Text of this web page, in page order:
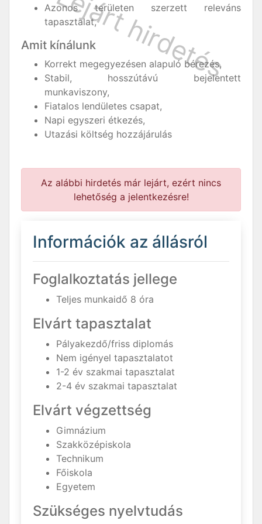
Azonos területen szerzett releváns
tapasztalat,
Amit kínálunk
Korrekt megegyezésen alapuló bérezés,
Stabil, hosszútávú bejelentett
munkaviszony,
Fiatalos lendületes csapat,
Napi egyszeri étkezés,
Utazási költség hozzájárulás
Az alábbi hirdetés már lejárt, ezért nincs
lehetőség a jelentkezésre!
Információk az állásról
Foglalkoztatás jellege
Teljes munkaidő 8 óra
Elvárt tapasztalat
Pályakezdő/friss diplomás
Nem igényel tapasztalatot
1-2 év szakmai tapasztalat
2-4 év szakmai tapasztalat
Elvárt végzettség
Gimnázium
Szakközépiskola
Technikum
Főiskola
Egyetem
Szükséges nyelvtudás